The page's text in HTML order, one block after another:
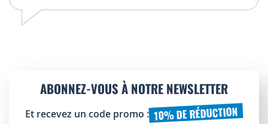
ABONNEZ-VOUS À NOTRE NEWSLETTER
Et recevez un code promo : 10% DE RÉDUCTION